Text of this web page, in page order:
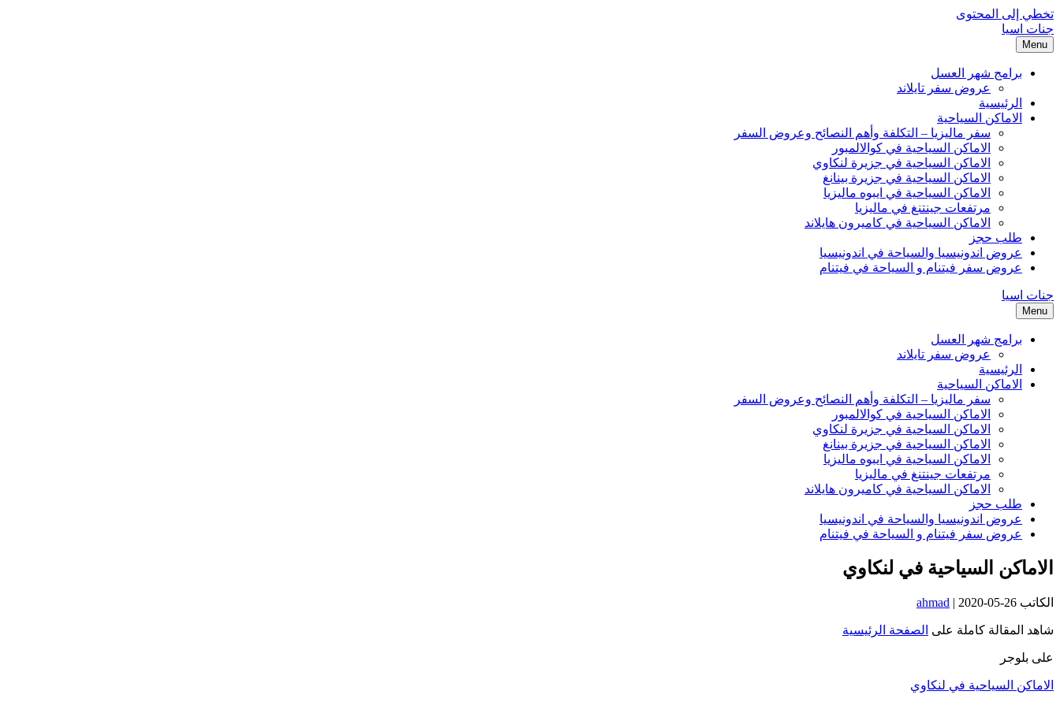
تخطي إلى المحتوى
جنات اسيا
Menu
برامج شهر العسل
عروض سفر تايلاند
الرئيسية
الاماكن السياحية
سفر ماليزيا – التكلفة وأهم النصائح وعروض السفر
الاماكن السياحية في كوالالمبور
الاماكن السياحية في جزيرة لنكاوي
الاماكن السياحية في جزيرة بينانغ
الاماكن السياحية في ايبوه ماليزيا
مرتفعات جينتنغ في ماليزيا
الاماكن السياحية في كاميرون هايلاند
طلب حجز
عروض اندونيسيا والسياحة في اندونيسيا
عروض سفر فيتنام و السياحة في فيتنام
جنات اسيا
Menu
برامج شهر العسل
عروض سفر تايلاند
الرئيسية
الاماكن السياحية
سفر ماليزيا – التكلفة وأهم النصائح وعروض السفر
الاماكن السياحية في كوالالمبور
الاماكن السياحية في جزيرة لنكاوي
الاماكن السياحية في جزيرة بينانغ
الاماكن السياحية في ايبوه ماليزيا
مرتفعات جينتنغ في ماليزيا
الاماكن السياحية في كاميرون هايلاند
طلب حجز
عروض اندونيسيا والسياحة في اندونيسيا
عروض سفر فيتنام و السياحة في فيتنام
الاماكن السياحية في لنكاوي
الكاتب ahmad | 2020-05-26
شاهد المقالة كاملة على الصفحة الرئيسية
على بلوجر
الاماكن السياحية في لنكاوي